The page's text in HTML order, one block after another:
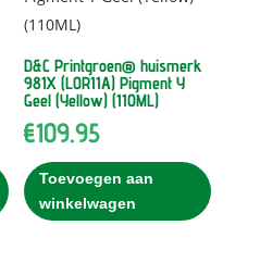
D&C Printgroen® huismerk
981X (L0R11A) Pigment Y
Geel (Yellow) (110ML)
€109.95
Toevoegen aan
winkelwagen